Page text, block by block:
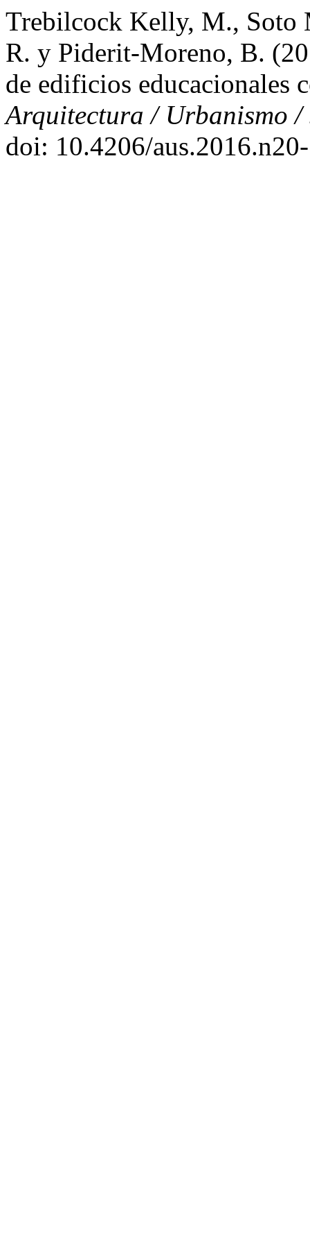
Trebilcock Kelly, M., Soto
R. y Piderit-Moreno, B.
de edificios educacionales
Arquitectura / Urbanismo /
doi: 10.4206/